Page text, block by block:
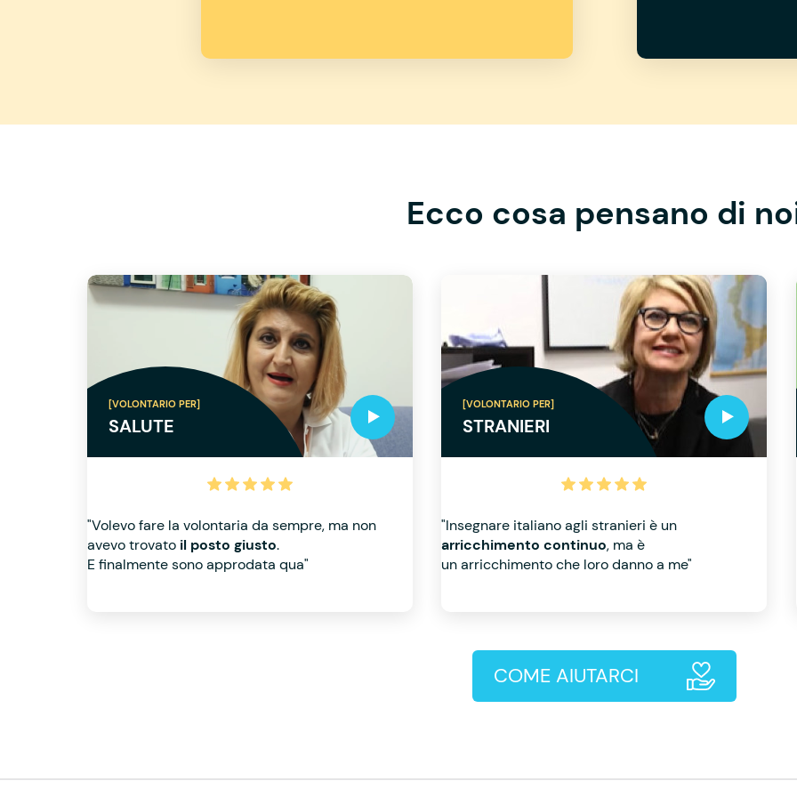
Ecco cosa pensano di
[VOLONTARIO PER]
SALUTE
"Volevo fare la volontaria da sempre, ma non
avevo trovato il posto giusto.
E finalmente sono approdata qua"
[VOLONTARIO PER]
STRANIERI
"Insegnare italiano agli stranieri è un
arricchimento continuo, ma è
un arricchimento che loro danno a me"
COME AIUTARCI